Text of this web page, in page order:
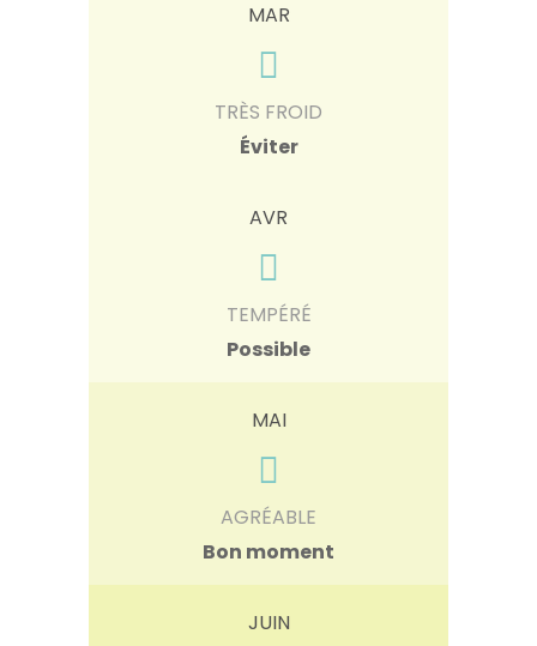
MAR
TRÈS FROID
Éviter
AVR
TEMPÉRÉ
Possible
MAI
AGRÉABLE
Bon moment
JUIN